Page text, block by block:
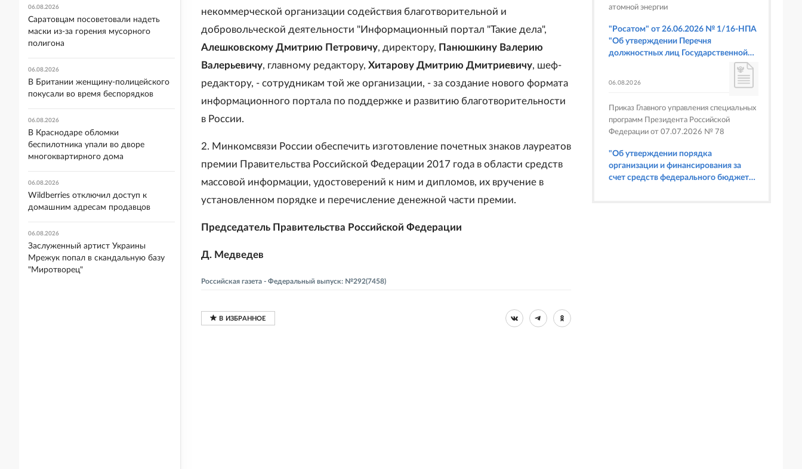
некоммерческой организации содействия благотворительной и
добровольческой деятельности "Информационный портал "Такие дела",
Алешковскому Дмитрию Петровичу, директору, Панюшкину Валерию
Валерьевичу, главному редактору, Хитарову Дмитрию Дмитриевичу, шеф-
редактору, - сотрудникам той же организации, - за создание нового формата
информационного портала по поддержке и развитию благотворительности
в России.
2. Минкомсвязи России обеспечить изготовление почетных знаков лауреатов
премии Правительства Российской Федерации 2017 года в области средств
массовой информации, удостоверений к ним и дипломов, их вручение в
установленном порядке и перечисление денежной части премии.
Председатель Правительства Российской Федерации
Д. Медведев
Российская газета - Федеральный выпуск: №292(7458)
атомной энергии
"Росатом" от 26.06.2026 № 1/16-НПА
"Об утверждении Перечня
должностных лиц Государственной
корпорации по атомной энергии
предусмотренных статьями 6.3, 8.1,
9.4, 9.5 и 9.5.1, частью 3 статьи 9.16,
статьей 14.44, частью 1 статьи 19.4,
статьей 19.4.1, частями 6 и 15 статьи
19.5, статьями 19.6 и 19.7, частью 1
статьи 19.26, статьей 19.33, частями 1,
2, 2.1, 6 и 6.1 статьи 20.4 Кодекса
06.08.2026
Приказ Главного управления специальных
программ Президента Российской
Федерации от 07.07.2026 № 78
"Об утверждении порядка
организации и финансирования за
счет средств федерального бюджета
06.08.2026
Саратовцам посоветовали надеть
маски из-за горения мусорного
полигона
06.08.2026
В Британии женщину-полицейского
покусали во время беспорядков
06.08.2026
В Краснодаре обломки
беспилотника упали во дворе
многоквартирного дома
06.08.2026
Wildberries отключил доступ к
домашним адресам продавцов
06.08.2026
Заслуженный артист Украины
Мрежук попал в скандальную базу
"Миротворец"